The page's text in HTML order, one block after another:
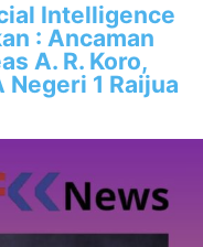
Intelligence
: Ancaman
A. R. Koro,
Negeri 1 Raijua